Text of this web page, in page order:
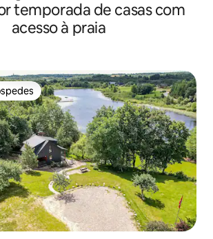
temporada de casas com
acesso à praia